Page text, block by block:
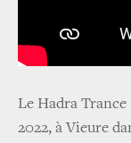
Le Hadra Trance
2022, à Vieure